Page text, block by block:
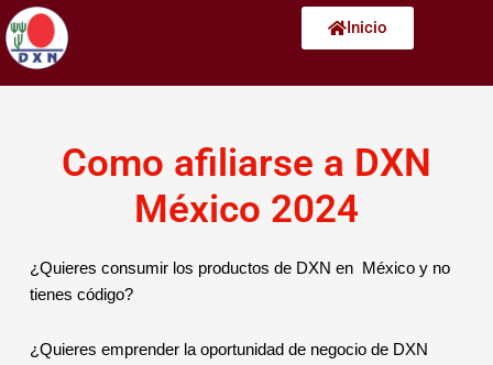
al
contenido
Inicio
Como afiliarse a DXN
México 2024
¿Quieres consumir los productos de DXN en México y no
tienes código?
¿Quieres emprender la oportunidad de negocio de DXN